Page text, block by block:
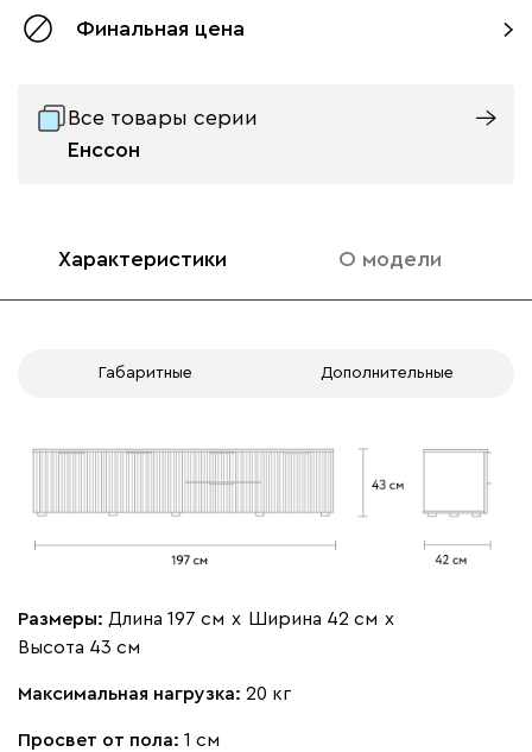
с доводчиками без доводчиков
две двери слева
Финальная цена
Все товары серии
Енссон
Характеристики О модели
Габаритные Дополнительные
Размеры: Длина 197 см х Ширина 42 см х
Высота 43 см
Максимальная нагрузка: 20 кг
Просвет от пола: 1 см